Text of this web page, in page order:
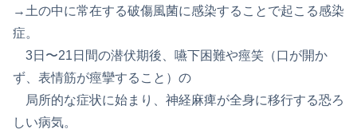
→土の中に常在する破傷風菌に感染することで起こる感染
症。
3日〜21日間の潜伏期後、嚥下困難や痙笑（口が開か
ず、表情筋が痙攣すること）の
局所的な症状に始まり、神経麻痺が全身に移行する恐ろ
しい病気。